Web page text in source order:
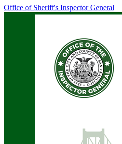
Office of Sheriff's Inspector General